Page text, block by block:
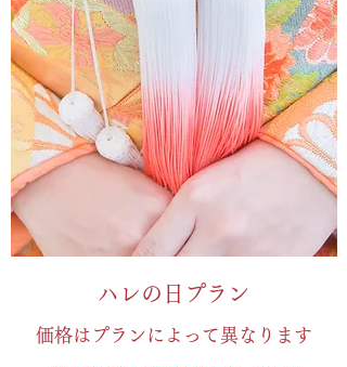
ハレの日プラン
​​価格はプランによって異なります